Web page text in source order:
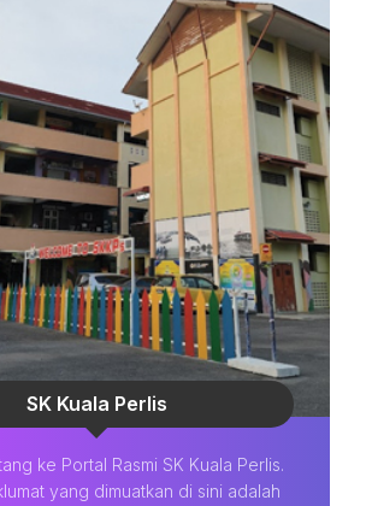
SK Kuala Perlis
ke Portal Rasmi SK Kuala Perlis.
yang dimuatkan di sini adalah